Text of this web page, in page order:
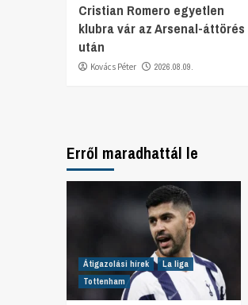
Cristian Romero egyetlen
klubra vár az Arsenal-áttörés
után
Kovács Péter 2026.08.09.
Erről maradhattál le
Átigazolási hírek
La liga
Tottenham